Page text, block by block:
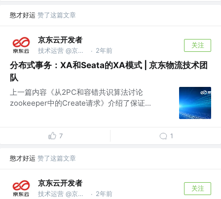
憨才好运 赞了这篇文章
京东云开发者
技术运营 @京东科技信息技术有限公司 · 2年前
关注
分布式事务：XA和Seata的XA模式 | 京东物流技术团
队
上一篇内容《从2PC和容错共识算法讨论
zookeeper中的Create请求》介绍了保证...
7 1
憨才好运 赞了这篇文章
京东云开发者
技术运营 @京东科技信息技术有限公司 · 2年前
关注